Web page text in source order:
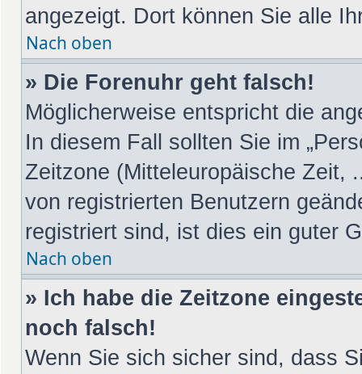
angezeigt. Dort können Sie alle
Nach oben
» Die Forenuhr geht falsch!
Möglicherweise entspricht die
In diesem Fall sollten Sie im
Zeitzone (Mitteleuropäische Zeit,
von registrierten Benutzern
registriert sind, ist dies ein guter
Nach oben
» Ich habe die Zeitzone
noch falsch!
Wenn Sie sich sicher sind, dass